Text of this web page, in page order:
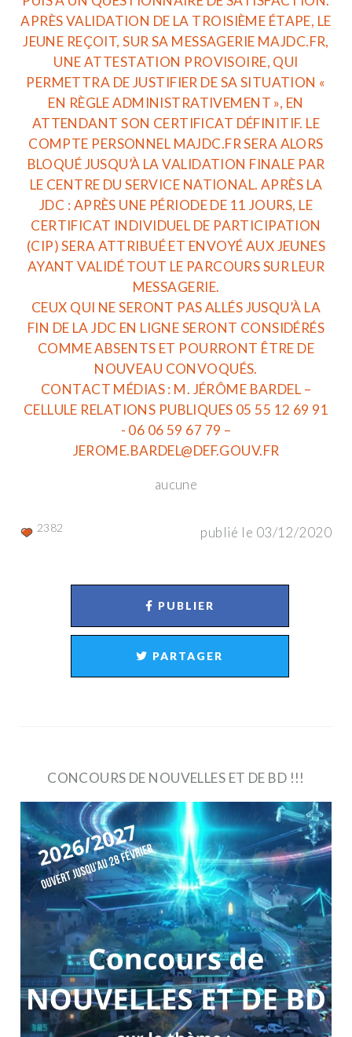
CONCOURS DE NOUVELLES ET DE BD !!!
APRÈS VALIDATION DE LA TROISIÈME ÉTAPE, LE
JEUNE REÇOIT, SUR SA MESSAGERIE MAJDC.FR,
UNE ATTESTATION PROVISOIRE, QUI
PERMETTRA DE JUSTIFIER DE SA SITUATION «
EN RÈGLE ADMINISTRATIVEMENT », EN
ATTENDANT SON CERTIFICAT DÉFINITIF. LE
COMPTE PERSONNEL MAJDC.FR SERA ALORS
BLOQUÉ JUSQU’À LA VALIDATION FINALE PAR
LE CENTRE DU SERVICE NATIONAL. APRÈS LA
JDC : APRÈS UNE PÉRIODE DE 11 JOURS, LE
CERTIFICAT INDIVIDUEL DE PARTICIPATION
(CIP) SERA ATTRIBUÉ ET ENVOYÉ AUX JEUNES
AYANT VALIDÉ TOUT LE PARCOURS SUR LEUR
MESSAGERIE.
CEUX QUI NE SERONT PAS ALLÉS JUSQU’À LA
FIN DE LA JDC EN LIGNE SERONT CONSIDÉRÉS
COMME ABSENTS ET POURRONT ÊTRE DE
NOUVEAU CONVOQUÉS.
CONTACT MÉDIAS : M. JÉRÔME BARDEL –
CELLULE RELATIONS PUBLIQUES 05 55 12 69 91
- 06 06 59 67 79 –
JEROME.BARDEL@DEF.GOUV.FR
aucune
publié le 03/12/2020
2382
PUBLIER
PARTAGER